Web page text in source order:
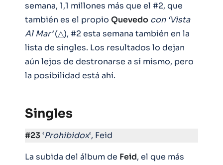
semana, 1,1 millones más que el #2, que
también es el propio Quevedo con ‘Vista
Al Mar’(△), #2 esta semana también en la
lista de singles. Los resultados lo dejan
aún lejos de destronarse a sí mismo, pero
la posibilidad está ahí.
Singles
#23‘Prohibidox‘, Feid
La subida del álbum de Feid, el que más